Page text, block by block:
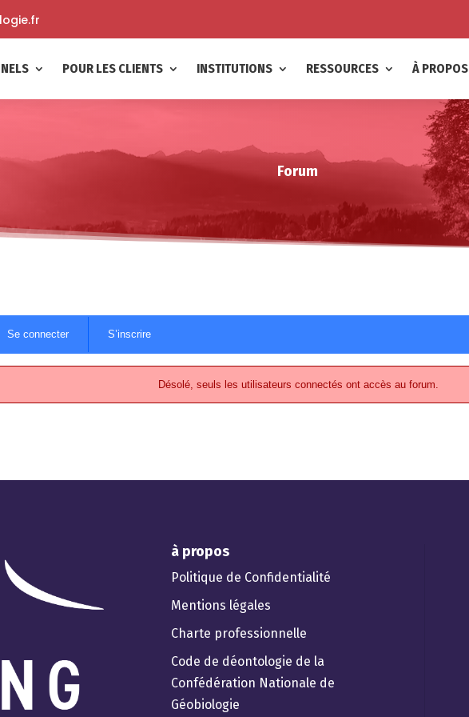
POUR LES CLIENTS INSTITUTIONS RESSOURCES À PROPOS
Forum
Se connecter S’inscrire
Désolé, seuls les utilisateurs connectés ont accès au forum.
à propos
Politique de Confidentialité
Mentions légales
Charte professionnelle
Code de déontologie de la
Confédération Nationale de
Géobiologie